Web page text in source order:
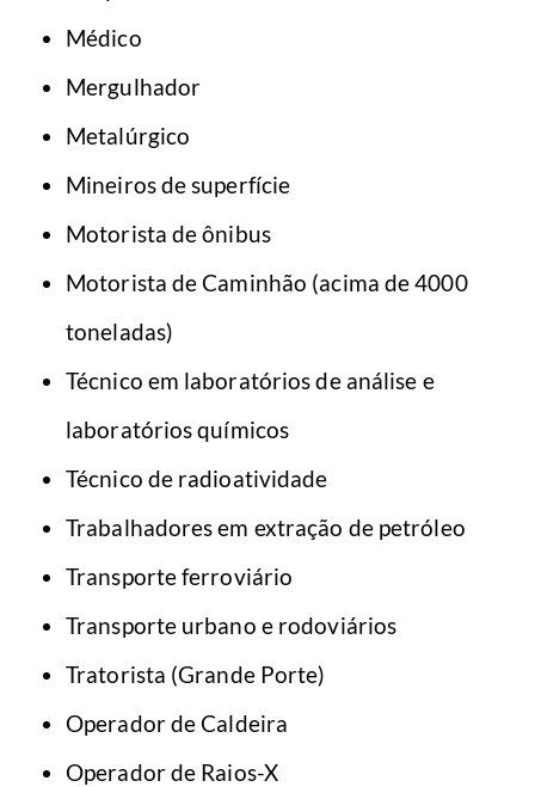
Médico
Mergulhador
Metalúrgico
Mineiros de superfície
Motorista de ônibus
Motorista de Caminhão (acima de 4000
toneladas)
Técnico em laboratórios de análise e
laboratórios químicos
Técnico de radioatividade
Trabalhadores em extração de petróleo
Transporte ferroviário
Transporte urbano e rodoviários
Tratorista (Grande Porte)
Operador de Caldeira
Operador de Raios-X